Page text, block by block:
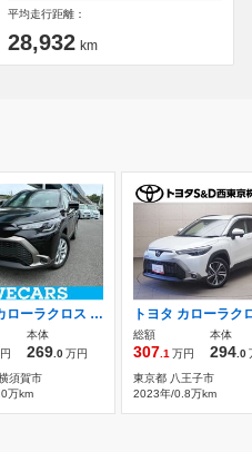
平均走行距離：
28,932 km
トヨタ カローラクロス 1.8 ハイブリッド S ディスプレイオーディオ+ナビ11インチ/トヨ
本体
269 .0万円
須賀市
万km
総額
307 .1 万円
本体
294 .0
東京都 八王子市
2023年/0.8万km